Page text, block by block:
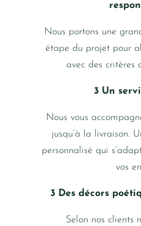
Nous portons une
étape du projet pour
avec des critères
3 Un
Nous vous
jusqu’à la livraison.
personnalisé qui
vos
3 Des décors
Selon nos clients